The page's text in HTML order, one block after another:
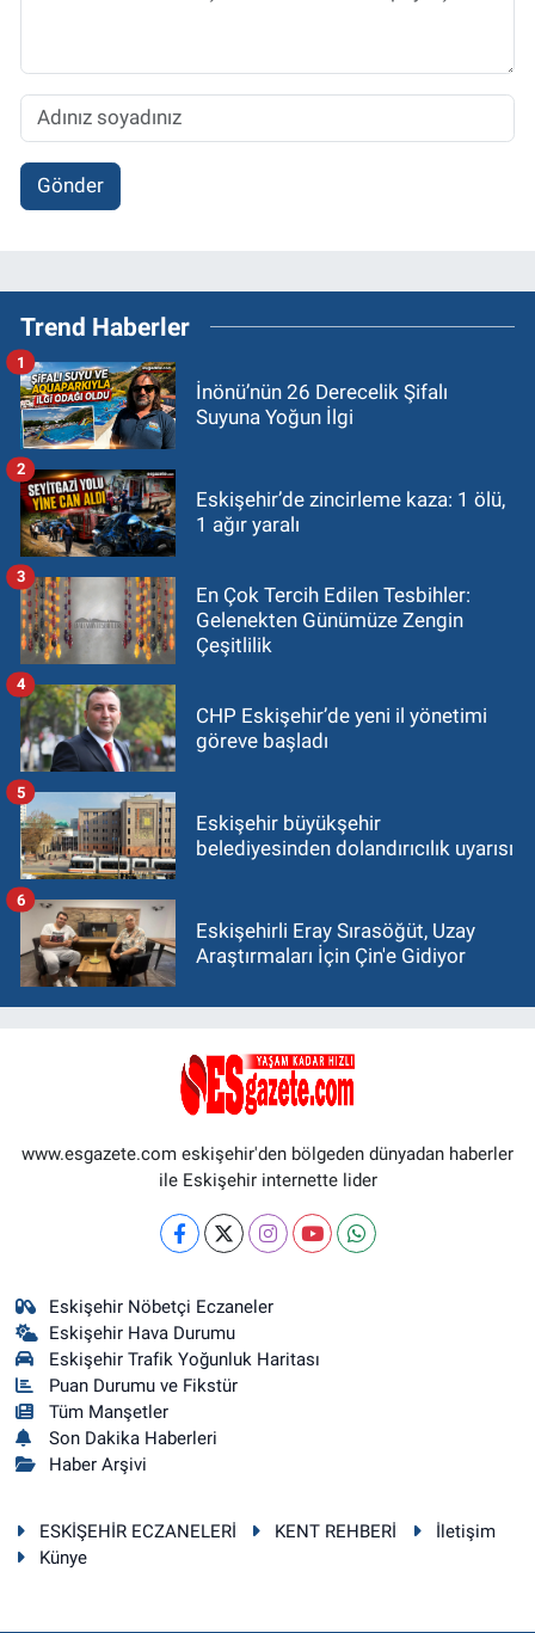
Gönder
Trend Haberler
İnönü’nün 26 Derecelik Şifalı
Suyuna Yoğun İlgi
1
Eskişehir’de zincirleme kaza: 1 ölü,
1 ağır yaralı
2
En Çok Tercih Edilen Tesbihler:
Gelenekten Günümüze Zengin
Çeşitlilik
3
CHP Eskişehir’de yeni il yönetimi
göreve başladı
4
Eskişehir büyükşehir
belediyesinden dolandırıcılık uyarısı
5
Eskişehirli Eray Sırasöğüt, Uzay
Araştırmaları İçin Çin'e Gidiyor
6
www.esgazete.com eskişehir'den bölgeden dünyadan haberler
ile Eskişehir internette lider
Eskişehir Nöbetçi Eczaneler
Eskişehir Hava Durumu
Eskişehir Trafik Yoğunluk Haritası
Puan Durumu ve Fikstür
Tüm Manşetler
Son Dakika Haberleri
Haber Arşivi
ESKİŞEHİR ECZANELERİ KENT REHBERİ
İletişim
Künye